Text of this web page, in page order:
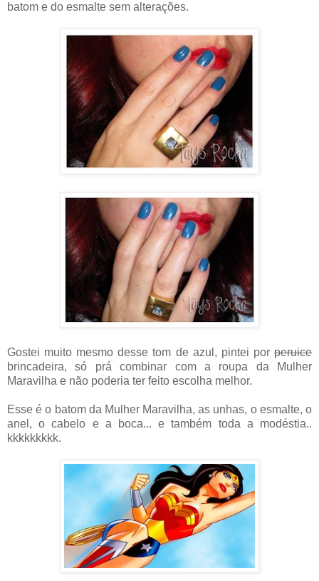
batom e do esmalte sem alterações.
Gostei muito mesmo desse tom de azul, pintei por peruice
brincadeira, só prá combinar com a roupa da Mulher
Maravilha e não poderia ter feito escolha melhor.
Esse é o batom da Mulher Maravilha, as unhas, o esmalte, o
anel, o cabelo e a boca... e também toda a modéstia..
kkkkkkkkk.